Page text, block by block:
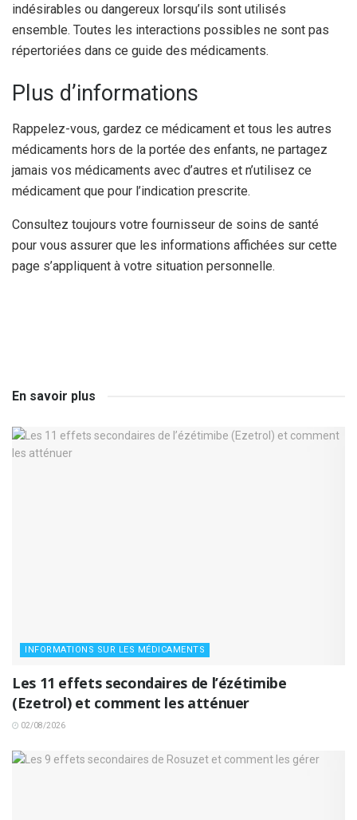
indésirables ou dangereux lorsqu’ils sont utilisés
ensemble. Toutes les interactions possibles ne sont pas
répertoriées dans ce guide des médicaments.
Plus d’informations
Rappelez-vous, gardez ce médicament et tous les autres
médicaments hors de la portée des enfants, ne partagez
jamais vos médicaments avec d’autres et n’utilisez ce
médicament que pour l’indication prescrite.
Consultez toujours votre fournisseur de soins de santé
pour vous assurer que les informations affichées sur cette
page s’appliquent à votre situation personnelle.
En savoir plus
INFORMATIONS SUR LES MÉDICAMENTS
Les 11 effets secondaires de l’ézétimibe
(Ezetrol) et comment les atténuer
02/08/2026